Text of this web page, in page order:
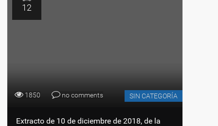
12
1850 no comments SIN CATEGORÍA
Extracto de 10 de diciembre de 2018, de la